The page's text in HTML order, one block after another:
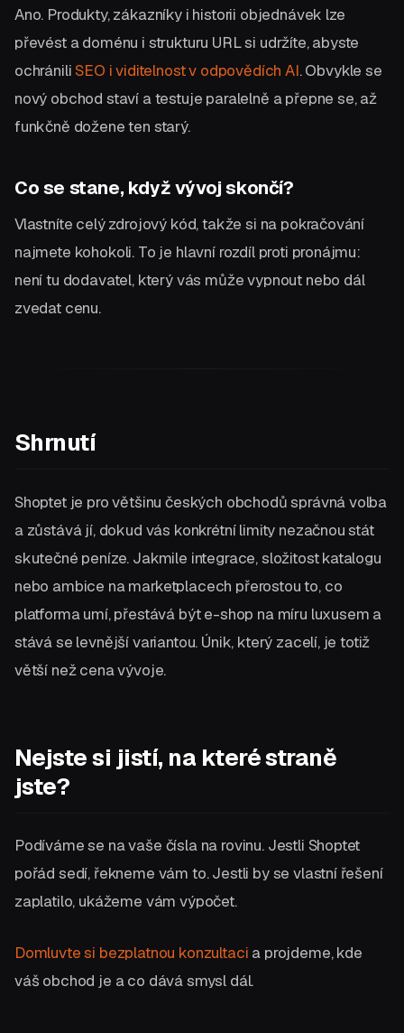
Ano. Produkty, zákazníky i historii objednávek lze
převést a doménu i strukturu URL si udržíte, abyste
ochrániliSEO i viditelnost v odpovědích AI. Obvykle se
nový obchod staví a testuje paralelně a přepne se, až
funkčně dožene ten starý.
Co se stane, když vývoj skončí?
Vlastníte celý zdrojový kód, takže si na pokračování
najmete kohokoli. To je hlavní rozdíl proti pronájmu:
není tu dodavatel, který vás může vypnout nebo dál
zvedat cenu.
Shrnutí
Shoptet je pro většinu českých obchodů správná volba
a zůstává jí, dokud vás konkrétní limity nezačnou stát
skutečné peníze. Jakmile integrace, složitost katalogu
nebo ambice na marketplacech přerostou to, co
platforma umí, přestává být e-shop na míru luxusem a
stává se levnější variantou. Únik, který zacelí, je totiž
větší než cena vývoje.
Nejste si jistí, na které straně
jste?
Podíváme se na vaše čísla na rovinu. Jestli Shoptet
pořád sedí, řekneme vám to. Jestli by se vlastní řešení
zaplatilo, ukážeme vám výpočet.
Domluvte si bezplatnou konzultaci a projdeme, kde
váš obchod je a co dává smysl dál.